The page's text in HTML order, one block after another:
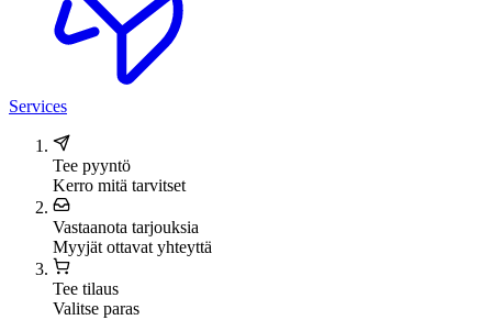
Services
Tee pyyntö
Kerro mitä tarvitset
Vastaanota tarjouksia
Myyjät ottavat yhteyttä
Tee tilaus
Valitse paras